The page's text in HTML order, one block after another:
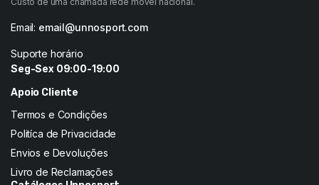
Email: email@unnosport.com
Suporte horário
Seg-Sex 09:00-19:00
Apoio Cliente
Termos e Condições
Politíca de Privacidade
Envios e Devoluções
Livro de Reclamações